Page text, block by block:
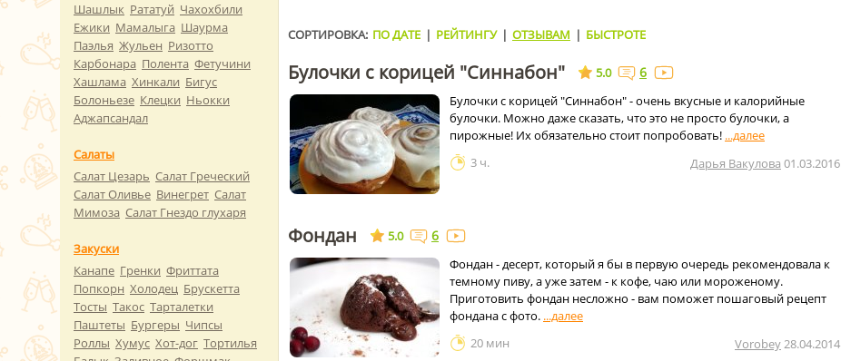
СОРТИРОВКА: ПО ДАТЕ | РЕЙТИНГУ | ОТЗЫВАМ | БЫСТРОТЕ
Булочки с корицей "Синнабон" 5.0 6
Булочки с корицей "Синнабон" - очень вкусные и калорийные
булочки. Можно даже сказать, что это не просто булочки, а
пирожные! Их обязательно стоит попробовать!
3 ч.
Дарья Вакулова 01.03.2016
Фондан 5.0 6
Фондан - десерт, который я бы в первую очередь рекомендовала к
темному пиву, а уже затем - к кофе, чаю или мороженому.
Приготовить фондан несложно - вам поможет пошаговый рецепт
фондана с фото.
20 мин
Vorobey28.04.2014
Шашлык Рататуй Чахохбили
Ежики Мамалыга Шаурма
Паэлья Жульен Ризотто
Карбонара Полента Фетучини
Хашлама Хинкали Бигус
Болоньезе Клецки Ньокки
Аджапсандал
Салаты
Салат Цезарь Салат Греческий
Салат Оливье Винегрет Салат
Мимоза Салат Гнездо глухаря
Закуски
Канапе Гренки Фриттата
Попкорн Холодец Брускетта
Тосты Такос Тарталетки
Паштеты Бургеры Чипсы
Роллы Хумус Хот-дог Тортилья